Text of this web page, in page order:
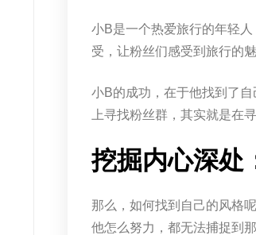
小B是一个热爱旅行的年轻
受，让粉丝们感受到旅行的
小B的成功，在于他找到了
上寻找粉丝群，其实就是在
挖掘内心深处
那么，如何找到自己的风格
他怎么努力，都无法捕捉到